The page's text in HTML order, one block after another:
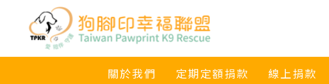
關於我們 定期定額捐款 線上捐款